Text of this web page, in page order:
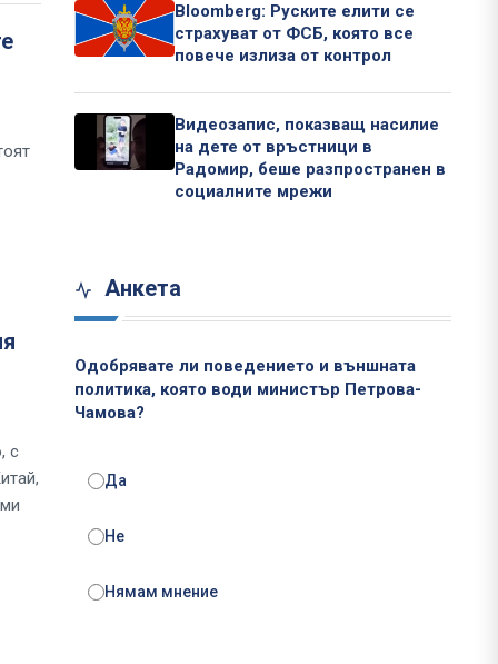
с
Bloomberg: Руските елити се
страхуват от ФСБ, която все
повече излиза от контрол
Видеозапис, показващ насилие
на дете от връстници в
Радомир, беше разпространен в
социалните мрежи
Анкета
Одобрявате ли поведението и външната
политика, която води министър Петрова-
Чамова?
Да
Не
Нямам мнение